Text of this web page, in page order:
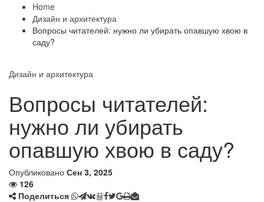
Home
Дизайн и архитектура
Вопросы читателей: нужно ли убирать опавшую хвою в
саду?
Дизайн и архитектура
Вопросы читателей:
нужно ли убирать
опавшую хвою в саду?
Опубликовано Сен 3, 2025
126
Поделиться